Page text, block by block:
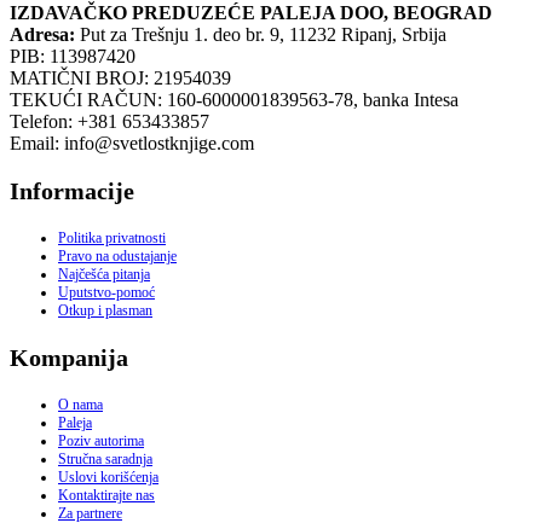
IZDAVAČKO PREDUZEĆE PALEJA DOO, BEOGRAD
Adresa: Put za Trešnju 1. deo br. 9, 11232 Ripanj, Srbija
PIB: 113987420
MATIČNI BROJ: 21954039
TEKUĆI RAČUN: 160-6000001839563-78, banka Intesa
Telefon: +381 653433857
Email: info@svetlostknjige.com
Informacije
Politika privatnosti
Pravo na odustajanje
Najčešća pitanja
Uputstvo-pomoć
Otkup i plasman
Kompanija
O nama
Paleja
Poziv autorima
Stručna saradnja
Uslovi korišćenja
Kontaktirajte nas
Za partnere